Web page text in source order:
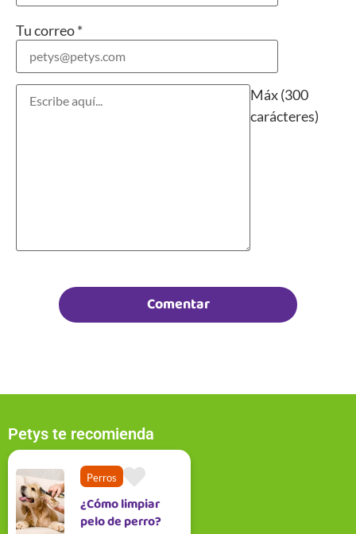
Tu correo*
Máx (300
carácteres)
Petys te recomienda
Perros
¿Cómo limpiar
pelo de perro?